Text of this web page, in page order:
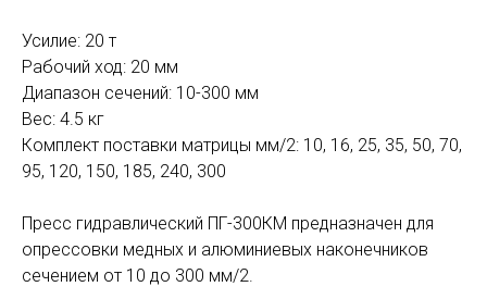
Усилие: 20 т
Рабочий ход: 20 мм
Диапазон сечений: 10-300 мм
Вес: 4.5 кг
Комплект поставки матрицы мм/2: 10, 16, 25, 35, 50, 70,
95, 120, 150, 185, 240, 300
Пресс гидравлический ПГ-300КМ предназначен для
опрессовки медных и алюминиевых наконечников
сечением от 10 до 300 мм/2.